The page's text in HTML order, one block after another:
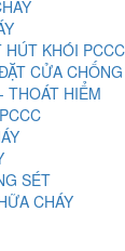
HÚT KHÓI PCCC
CỬA
THOÁT HIỂM
SÉT
CHÁY